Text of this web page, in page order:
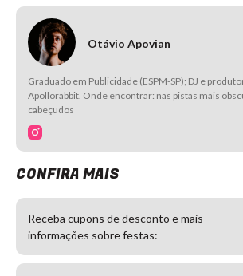
Otávio Apovian
Graduado em Publicidade (ESPM-SP); DJ e
Apollorabbit. Onde encontrar: nas pistas mais
cabeçudos
CONFIRA MAIS
Receba cupons de desconto e mais
informações sobre festas: